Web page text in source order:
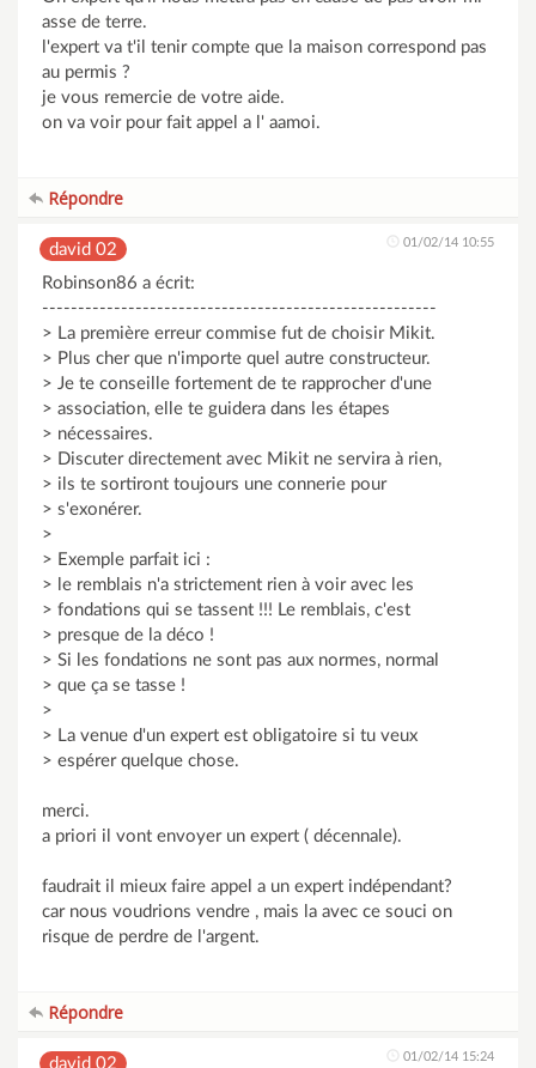
asse de terre.
l'expert va t'il tenir compte que la maison correspond pas
au permis ?
je vous remercie de votre aide.
on va voir pour fait appel a l' aamoi.
Répondre
david 02 01/02/14 10:55
Robinson86 a écrit:
-------------------------------------------------------
> La première erreur commise fut de choisir Mikit.
> Plus cher que n'importe quel autre constructeur.
> Je te conseille fortement de te rapprocher d'une
> association, elle te guidera dans les étapes
> nécessaires.
> Discuter directement avec Mikit ne servira à rien,
> ils te sortiront toujours une connerie pour
> s'exonérer.
>
> Exemple parfait ici :
> le remblais n'a strictement rien à voir avec les
> fondations qui se tassent !!! Le remblais, c'est
> presque de la déco !
> Si les fondations ne sont pas aux normes, normal
> que ça se tasse !
>
> La venue d'un expert est obligatoire si tu veux
> espérer quelque chose.
merci.
a priori il vont envoyer un expert ( décennale).
faudrait il mieux faire appel a un expert indépendant?
car nous voudrions vendre , mais la avec ce souci on
risque de perdre de l'argent.
Répondre
david 02 01/02/14 15:24